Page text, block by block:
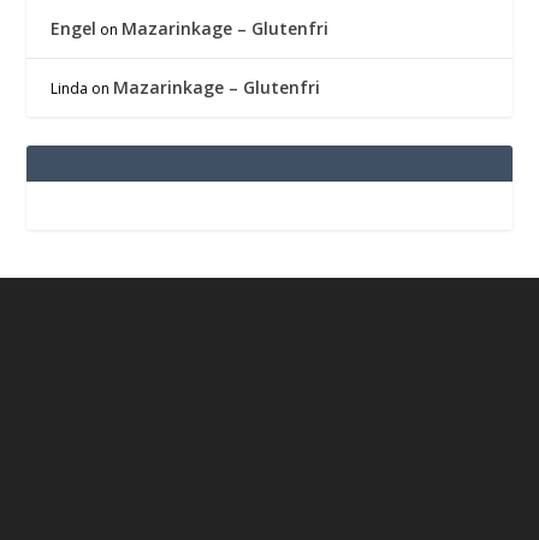
Engel on Mazarinkage – Glutenfri
Linda on Mazarinkage – Glutenfri